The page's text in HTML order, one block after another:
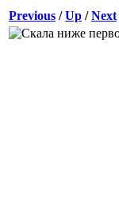
Previous /Up /Next